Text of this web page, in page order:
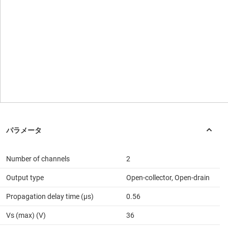
Number of channels 2
Output type Open-collector, Open-drain
Propagation delay time (µs) 0.56
Vs (max) (V) 36